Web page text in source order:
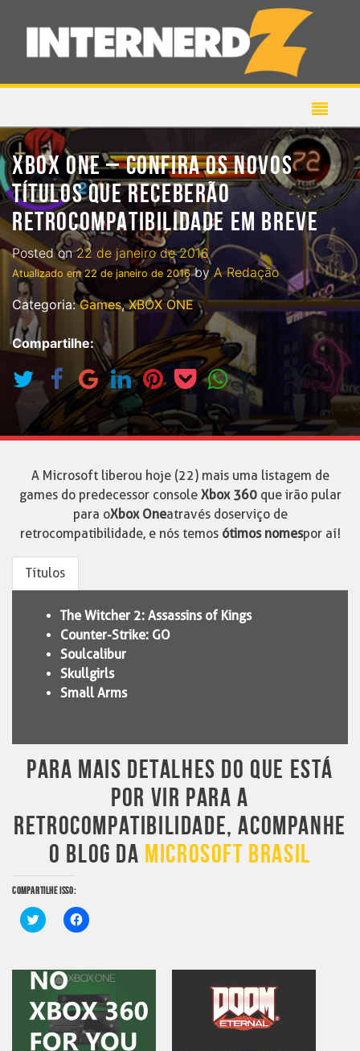
XBOX ONE – CONFIRA OS NOVOS
TÍTULOS QUE RECEBERÃO
RETROCOMPATIBILIDADE EM BREVE
Posted on22 de janeiro de 2016
Atualizado em22 de janeiro de 2016byA Redação
Categoria:Games,XBOX ONE
Compartilhe:
A Microsoft liberou hoje (22) mais uma listagem de
games do predecessor console Xbox 360que irão pular
para oXbox Oneatravés do serviço de
retrocompatibilidade, e nós temosótimos nomespor aí!
Títulos
The Witcher 2: Assassins of Kings
Counter-Strike: GO
Soulcalibur
Skullgirls
Small Arms
PARA MAIS DETALHES DO QUE ESTÁ
POR VIR PARA A
RETROCOMPATIBILIDADE, ACOMPANHE
O BLOG DA MICROSOFT BRASIL
COMPARTILHE ISSO:
Clique
para
em
nova
janela)
Clique
para
em
nova
janela)